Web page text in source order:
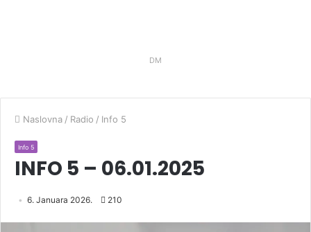
DM
Naslovna / Radio / Info 5
Info 5
INFO 5 – 06.01.2025
6. Januara 2026. 210